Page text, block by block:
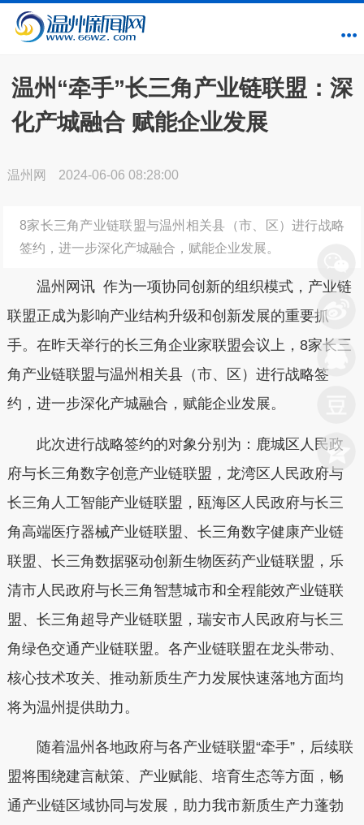
温州“牵手”长三角产业链联盟：深
化产城融合 赋能企业发展
温州网 2024-06-06 08:28:00
8家长三角产业链联盟与温州相关县（市、区）进行战略
签约，进一步深化产城融合，赋能企业发展。
温州网讯 作为一项协同创新的组织模式，产业链
联盟正成为影响产业结构升级和创新发展的重要抓
手。在昨天举行的长三角企业家联盟会议上，8家长三
角产业链联盟与温州相关县（市、区）进行战略签
约，进一步深化产城融合，赋能企业发展。
此次进行战略签约的对象分别为：鹿城区人民政
府与长三角数字创意产业链联盟，龙湾区人民政府与
长三角人工智能产业链联盟，瓯海区人民政府与长三
角高端医疗器械产业链联盟、长三角数字健康产业链
联盟、长三角数据驱动创新生物医药产业链联盟，乐
清市人民政府与长三角智慧城市和全程能效产业链联
盟、长三角超导产业链联盟，瑞安市人民政府与长三
角绿色交通产业链联盟。各产业链联盟在龙头带动、
核心技术攻关、推动新质生产力发展快速落地方面均
将为温州提供助力。
随着温州各地政府与各产业链联盟“牵手”，后续联
盟将围绕建言献策、产业赋能、培育生态等方面，畅
通产业链区域协同与发展，助力我市新质生产力蓬勃